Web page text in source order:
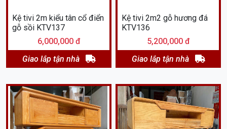
Kệ tivi 2m kiểu tân cổ điển
gỗ sồi KTV137
6,000,000 đ
Giao lắp tận nhà
Kệ tivi 2m2 gỗ hương đá
KTV136
5,200,000 đ
Giao lắp tận nhà